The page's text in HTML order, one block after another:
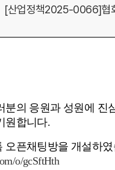
[산업정책2025-0066]협
분의 응원과 성원에 진
원합니다.
오픈채팅방을 개설하
o/gcSftHth